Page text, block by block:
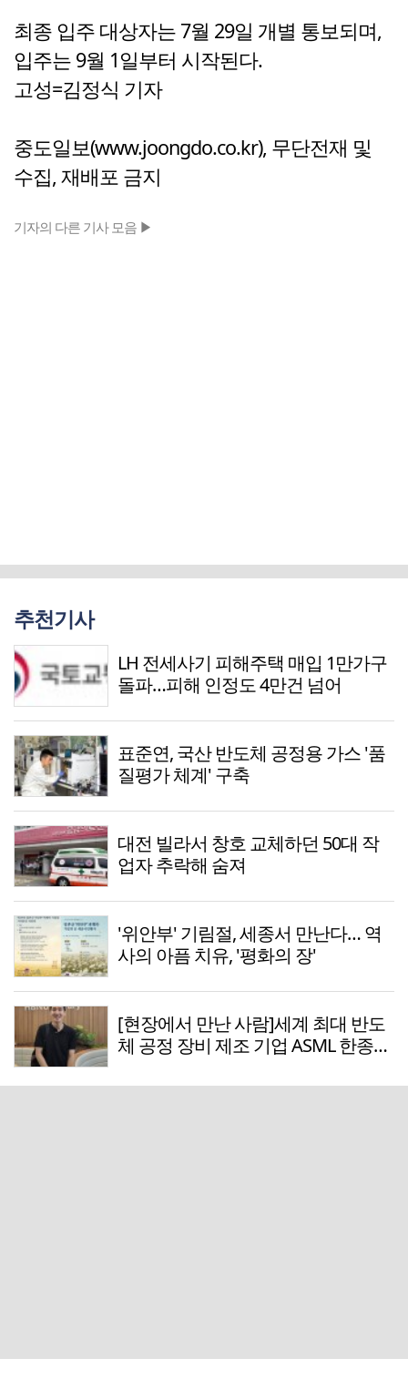
최종 입주 대상자는 7월 29일 개별 통보되며,
입주는 9월 1일부터 시작된다.
고성=김정식 기자
중도일보(www.joongdo.co.kr), 무단전재 및
수집, 재배포 금지
기자의 다른 기사 모음 ▶
추천기사
LH 전세사기 피해주택 매입 1만가구
돌파…피해 인정도 4만건 넘어
표준연, 국산 반도체 공정용 가스 '품
질평가 체계' 구축
대전 빌라서 창호 교체하던 50대 작
업자 추락해 숨져
'위안부' 기림절, 세종서 만난다… 역
사의 아픔 치유, '평화의 장'
[현장에서 만난 사람]세계 최대 반도
체 공정 장비 제조 기업 ASML 한종호